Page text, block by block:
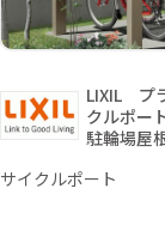
LIXIL プ
クルポ
駐輪場屋
サイクルポート